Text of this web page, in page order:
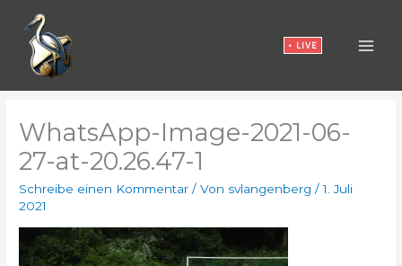
Inhalt
springen
• LIVE
WhatsApp-Image-2021-06-
27-at-20.26.47-1
Schreibe einen Kommentar / Von svlangenberg/1. Juli
2021